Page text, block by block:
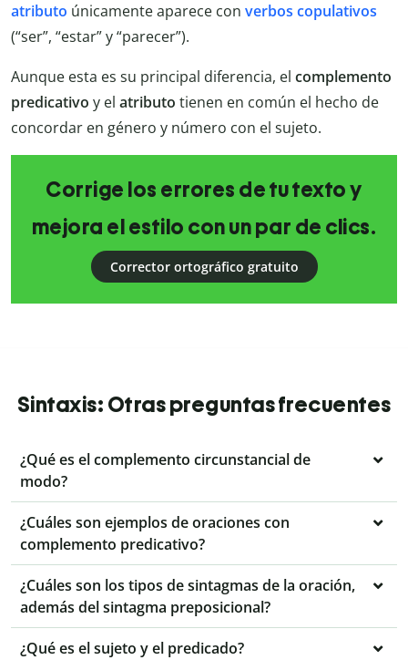
atributo únicamente aparece con verbos copulativos
(“ser”, “estar” y “parecer”).
Aunque esta es su principal diferencia, el complemento
predicativo y el atributo tienen en común el hecho de
concordar en género y número con el sujeto.
Corrige los errores de tu texto y
mejora el estilo con un par de clics.
Corrector ortográfico gratuito
Sintaxis: Otras preguntas frecuentes
¿Qué es el complemento circunstancial de
modo?
¿Cuáles son ejemplos de oraciones con
complemento predicativo?
¿Cuáles son los tipos de sintagmas de la oración,
además del sintagma preposicional?
¿Qué es el sujeto y el predicado?